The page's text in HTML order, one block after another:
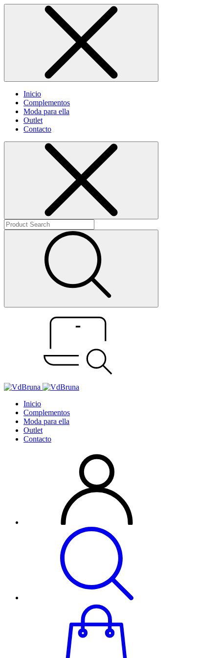
Inicio
Complementos
Moda para ella
Outlet
Contacto
Inicio
Complementos
Moda para ella
Outlet
Contacto